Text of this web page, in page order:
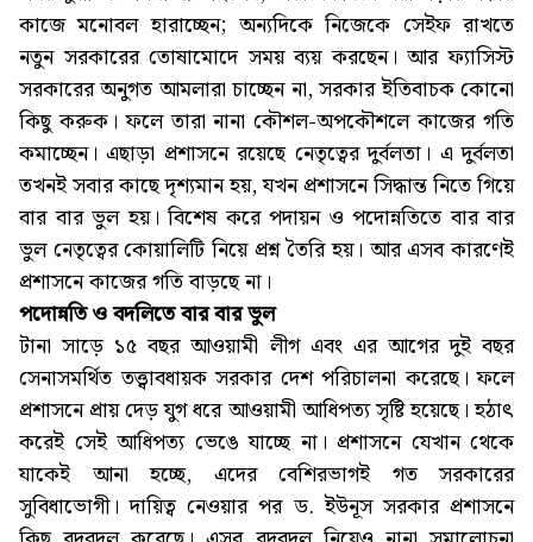
কাজে মনোবল হারাচ্ছেন; অন্যদিকে নিজেকে সেইফ রাখতে
নতুন সরকারের তোষামোদে সময় ব্যয় করছেন। আর ফ্যাসিস্ট
সরকারের অনুগত আমলারা চাচ্ছেন না, সরকার ইতিবাচক কোনো
কিছু করুক। ফলে তারা নানা কৌশল-অপকৌশলে কাজের গতি
কমাচ্ছেন। এছাড়া প্রশাসনে রয়েছে নেতৃত্বের দুর্বলতা। এ দুর্বলতা
তখনই সবার কাছে দৃশ্যমান হয়, যখন প্রশাসনে সিদ্ধান্ত নিতে গিয়ে
বার বার ভুল হয়। বিশেষ করে পদায়ন ও পদোন্নতিতে বার বার
ভুল নেতৃত্বের কোয়ালিটি নিয়ে প্রশ্ন তৈরি হয়। আর এসব কারণেই
প্রশাসনে কাজের গতি বাড়ছে না।
পদোন্নতি ও বদলিতে বার বার ভুল
টানা সাড়ে ১৫ বছর আওয়ামী লীগ এবং এর আগের দুই বছর
সেনাসমর্থিত তত্ত্বাবধায়ক সরকার দেশ পরিচালনা করেছে। ফলে
প্রশাসনে প্রায় দেড় যুগ ধরে আওয়ামী আধিপত্য সৃষ্টি হয়েছে। হঠাৎ
করেই সেই আধিপত্য ভেঙে যাচ্ছে না। প্রশাসনে যেখান থেকে
যাকেই আনা হচ্ছে, এদের বেশিরভাগই গত সরকারের
সুবিধাভোগী। দায়িত্ব নেওয়ার পর ড. ইউনূস সরকার প্রশাসনে